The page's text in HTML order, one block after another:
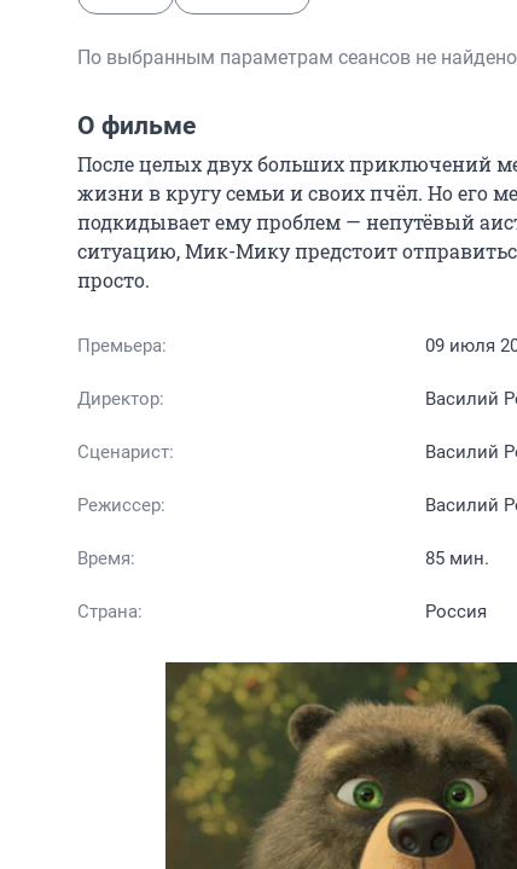
По выбранным параметрам сеансов не найдено
О фильме
После целых двух больших приключений
жизни в кругу семьи и своих пчёл. Но его
подкидывает ему проблем — непутёвый
ситуацию, Мик-Мику предстоит
просто.
Премьера: 09 июля
Директор: Василий
Сценарист: Василий
Режиссер: Василий
Время: 85 мин.
Страна: Россия